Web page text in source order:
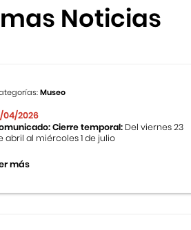
Noticias
Museo
04/2026
Cierre temporal: Del viernes 23
abril al miércoles 1 de julio
más